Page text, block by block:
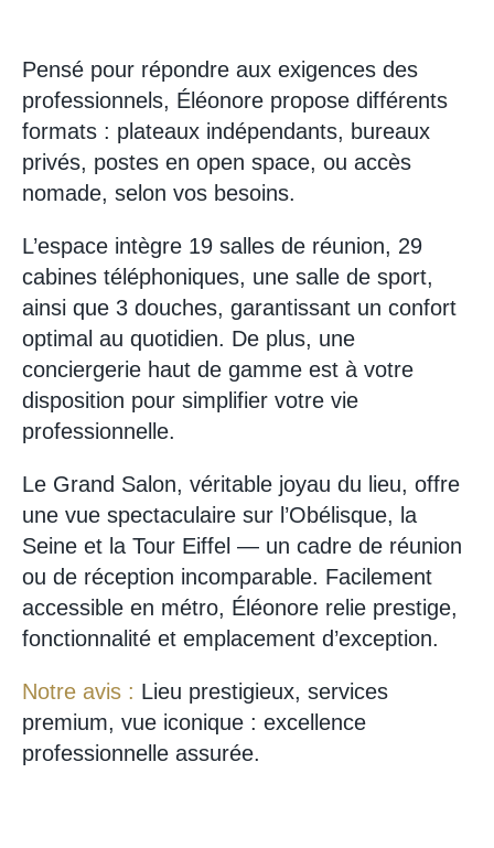
Pensé pour répondre aux exigences des
professionnels, Éléonore propose différents
formats : plateaux indépendants, bureaux
privés, postes en open space, ou accès
nomade, selon vos besoins.
L’espace intègre 19 salles de réunion, 29
cabines téléphoniques, une salle de sport,
ainsi que 3 douches, garantissant un confort
optimal au quotidien. De plus, une
conciergerie haut de gamme est à votre
disposition pour simplifier votre vie
professionnelle.
Le Grand Salon, véritable joyau du lieu, offre
une vue spectaculaire sur l’Obélisque, la
Seine et la Tour Eiffel — un cadre de réunion
ou de réception incomparable. Facilement
accessible en métro, Éléonore relie prestige,
fonctionnalité et emplacement d’exception.
Notre avis : Lieu prestigieux, services
premium, vue iconique : excellence
professionnelle assurée.